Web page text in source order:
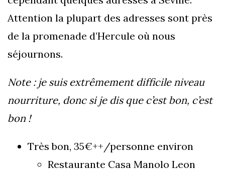
Attention la plupart des adresses sont près
de la promenade d’Hercule où nous
séjournons.
Note : je suis extrêmement difficile niveau
nourriture, donc si je dis que c’est bon, c’est
bon !
Très bon, 35€++/personne environ
Restaurante Casa Manolo Leon